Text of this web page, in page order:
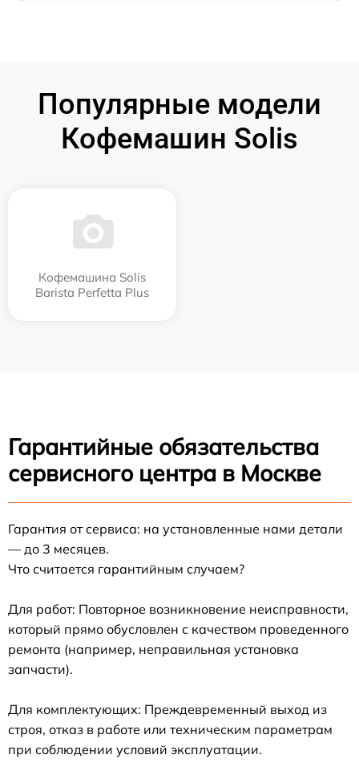
Популярные модели
Кофемашин Solis
Кофемашина Solis
Barista Perfetta Plus
Гарантийные обязательства
сервисного центра в Москве
Гарантия от сервиса: на установленные нами детали
— до 3 месяцев.
Что считается гарантийным случаем?
Для работ: Повторное возникновение неисправности,
который прямо обусловлен с качеством проведенного
ремонта (например, неправильная установка
запчасти).
Для комплектующих: Преждевременный выход из
строя, отказ в работе или техническим параметрам
при соблюдении условий эксплуатации.